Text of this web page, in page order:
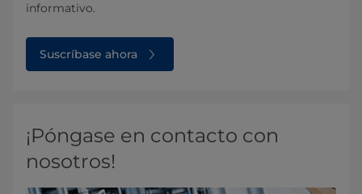
informativo.
Suscríbase ahora
¡Póngase en contacto con
nosotros!